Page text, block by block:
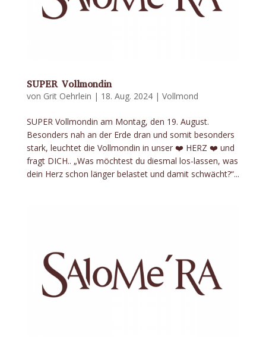
SUPER Vollmondin
von Grit Oehrlein | 18. Aug. 2024| Vollmond
SUPER Vollmondin am Montag, den 19. August.
Besonders nah an der Erde dran und somit besonders
stark, leuchtet die Vollmondin in unser ❤️ HERZ ❤️ und
fragt DICH.. „Was möchtest du diesmal los-lassen, was
dein Herz schon länger belastet und damit schwächt?“...